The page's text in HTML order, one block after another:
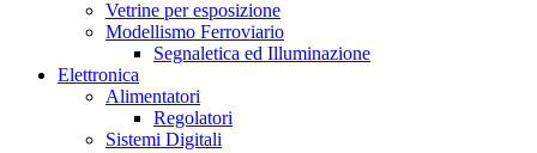
Vetrine per esposizione
Modellismo Ferroviario
Segnaletica ed Illuminazione
Elettronica
Alimentatori
Regolatori
Sistemi Digitali